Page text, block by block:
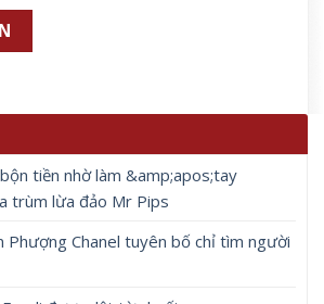
tiền nhờ làm &amp;apos;tay
trùm lừa đảo Mr Pips
Phượng Chanel tuyên bố chỉ tìm người